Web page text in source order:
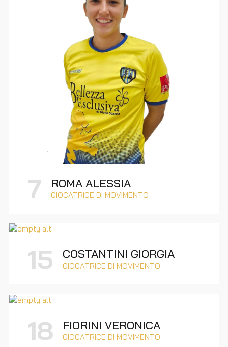
7 ROMA ALESSIA
GIOCATRICE DI MOVIMENTO
15 COSTANTINI GIORGIA
GIOCATRICE DI MOVIMENTO
18 FIORINI VERONICA
GIOCATRICE DI MOVIMENTO